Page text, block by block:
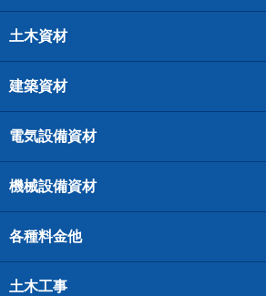
土木資材
建築資材
電気設備資材
機械設備資材
各種料金他
土木工事